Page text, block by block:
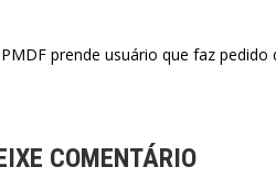
PMDF prende usuário que faz
COMENTÁRIO